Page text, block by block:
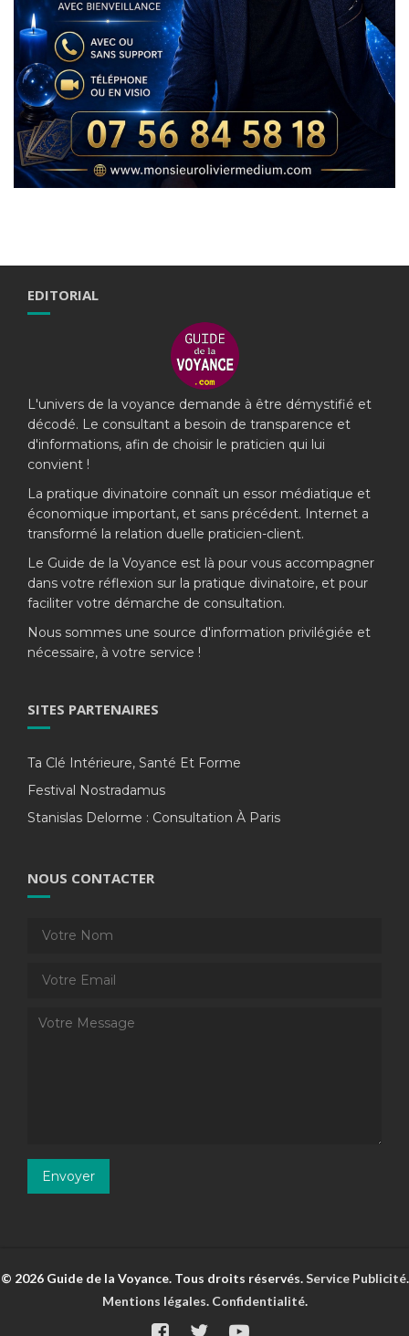
EDITORIAL
L'univers de la voyance demande à être démystifié et
décodé. Le consultant a besoin de transparence et
d'informations, afin de choisir le praticien qui lui
convient !
La pratique divinatoire connaît un essor médiatique et
économique important, et sans précédent. Internet a
transformé la relation duelle praticien-client.
Le Guide de la Voyance est là pour vous accompagner
dans votre réflexion sur la pratique divinatoire, et pour
faciliter votre démarche de consultation.
Nous sommes une source d'information privilégiée et
nécessaire, à votre service !
SITES PARTENAIRES
Ta Clé Intérieure, Santé Et Forme
Festival Nostradamus
Stanislas Delorme : Consultation À Paris
NOUS CONTACTER
© 2026 Guide de la Voyance. Tous droits réservés.Service Publicité.
Mentions légales. Confidentialité.